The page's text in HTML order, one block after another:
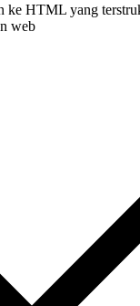
HTML yang
web